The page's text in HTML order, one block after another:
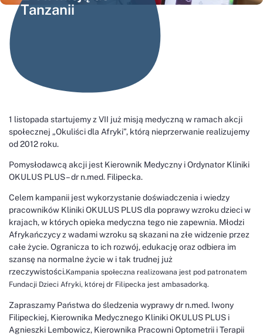
Tanzanii
1 listopada startujemy z VII już misją medyczną w ramach akcji
społecznej „Okuliści dla Afryki”, którą nieprzerwanie realizujemy
od 2012 roku.
Pomysłodawcą akcji jest Kierownik Medyczny i Ordynator Kliniki
OKULUS PLUS – dr n.med. Filipecka.
Celem kampanii jest wykorzystanie doświadczenia i wiedzy
pracowników Kliniki OKULUS PLUS dla poprawy wzroku dzieci w
krajach, w których opieka medyczna tego nie zapewnia. Młodzi
Afrykańczycy z wadami wzroku są skazani na złe widzenie przez
całe życie. Ogranicza to ich rozwój, edukację oraz odbiera im
szansę na normalne życie w i tak trudnej już
rzeczywistości.Kampania społeczna realizowana jest pod patronatem
Fundacji Dzieci Afryki, której dr Filipecka jest ambasadorką.
Zapraszamy Państwa do śledzenia wyprawy dr n.med. Iwony
Filipeckiej, Kierownika Medycznego Kliniki OKULUS PLUS i
Agnieszki Lembowicz, Kierownika Pracowni Optometrii i Terapii